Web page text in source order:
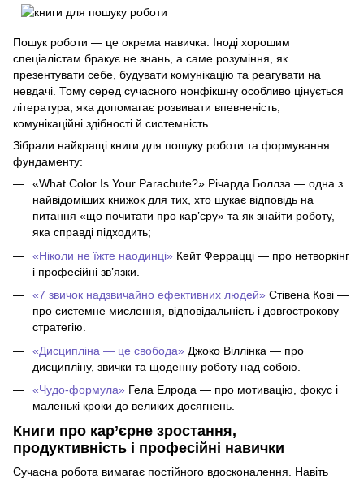
Пошук роботи — це окрема навичка. Іноді хорошим
спеціалістам бракує не знань, а саме розуміння, як
презентувати себе, будувати комунікацію та реагувати на
невдачі. Тому серед сучасного нонфікшну особливо цінується
література, яка допомагає розвивати впевненість,
комунікаційні здібності й системність.
Зібрали найкращі книги для пошуку роботи та формування
фундаменту:
«What Color Is Your Parachute?» Річарда Боллза — одна з
найвідоміших книжок для тих, хто шукає відповідь на
питання «що почитати про кар’єру» та як знайти роботу,
яка справді підходить;
«Ніколи не їжте наодинці» Кейт Феррацці — про нетворкінг
і професійні зв’язки.
«7 звичок надзвичайно ефективних людей» Стівена Кові —
про системне мислення, відповідальність і довгострокову
стратегію.
«Дисципліна — це свобода» Джоко Віллінка — про
дисципліну, звички та щоденну роботу над собою.
«Чудо-формула» Гела Елрода — про мотивацію, фокус і
маленькі кроки до великих досягнень.
Книги про кар’єрне зростання,
продуктивність і професійні навички
Сучасна робота вимагає постійного вдосконалення. Навіть